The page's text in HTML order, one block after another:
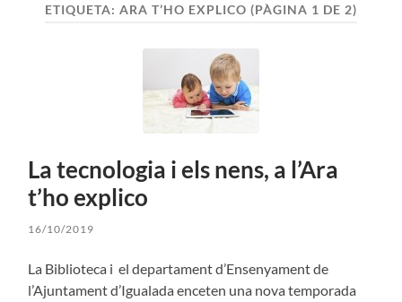
ETIQUETA: ARA T’HO EXPLICO (PÀGINA 1 DE 2)
La tecnologia i els nens, a l’Ara
t’ho explico
16/10/2019
La Biblioteca i el departament d’Ensenyament de
l’Ajuntament d’Igualada enceten una nova temporada